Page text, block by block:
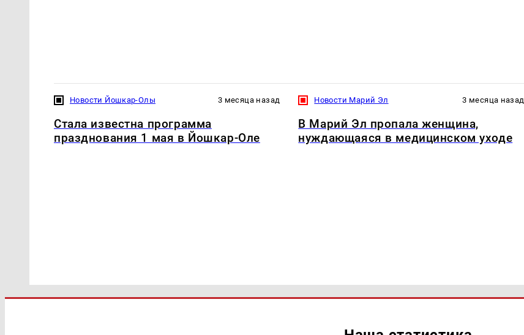
Новости Йошкар-Олы 3 месяца назад
Стала известна программа
празднования 1 мая в Йошкар-Оле
Новости Марий Эл 3 месяца назад
В Марий Эл пропала женщина,
нуждающаяся в медицинском уходе